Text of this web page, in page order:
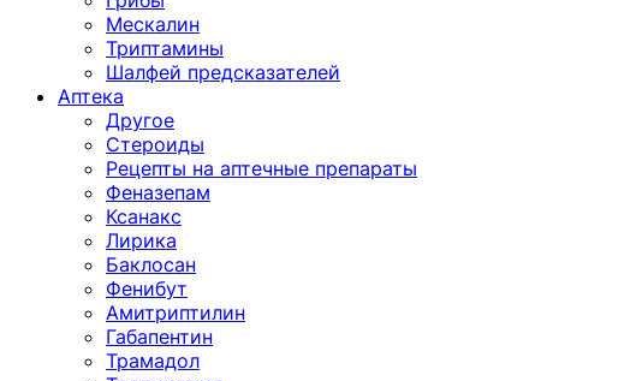
Мескалин
Триптамины
Шалфей предсказателей
Аптека
Другое
Стероиды
Рецепты на аптечные препараты
Феназепам
Ксанакс
Лирика
Баклосан
Фенибут
Амитриптилин
Габапентин
Трамадол